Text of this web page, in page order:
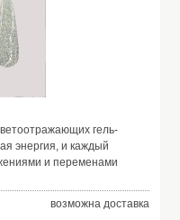
гель-
энергия, и каждый
и переменами
плотная текстура
возможна доставка